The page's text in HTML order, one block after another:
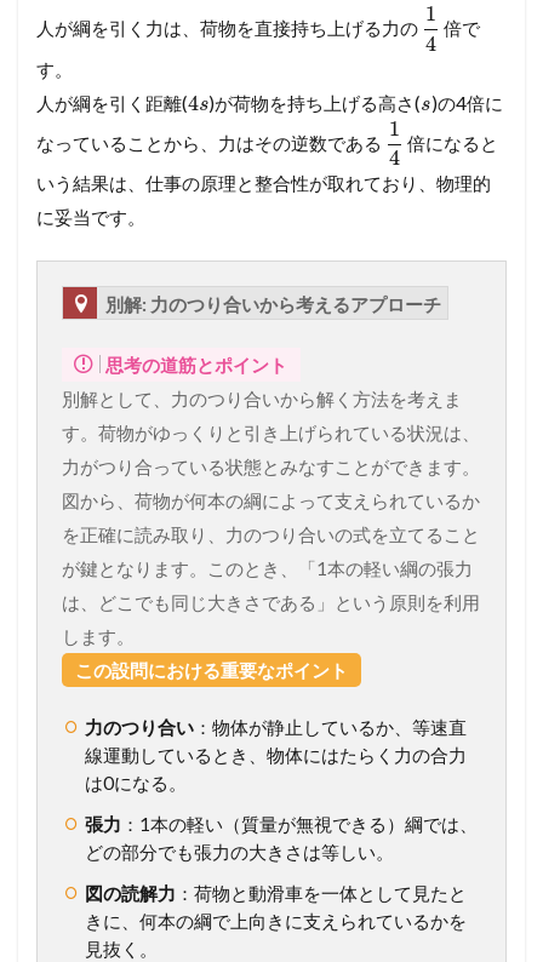
人が綱を引く力は、荷物を直接持ち上げる力の
1
4
倍で
す。
人が綱を引く距離(4s)が荷物を持ち上げる高さ(s)の4倍に
なっていることから、力はその逆数である
1
4
倍になると
いう結果は、仕事の原理と整合性が取れており、物理的
に妥当です。
別解: 力のつり合いから考えるアプローチ
思考の道筋とポイント
別解として、力のつり合いから解く方法を考えま
す。荷物がゆっくりと引き上げられている状況は、
力がつり合っている状態とみなすことができます。
図から、荷物が何本の綱によって支えられているか
を正確に読み取り、力のつり合いの式を立てること
が鍵となります。このとき、「1本の軽い綱の張力
は、どこでも同じ大きさである」という原則を利用
します。
この設問における重要なポイント
力のつり合い：物体が静止しているか、等速直
線運動しているとき、物体にはたらく力の合力
は0になる。
張力 ：1本の軽い（質量が無視できる）綱では、
どの部分でも張力の大きさは等しい。
図の読解力 ：荷物と動滑車を一体として見たと
きに、何本の綱で上向きに支えられているかを
見抜く。